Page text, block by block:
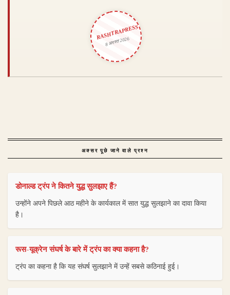
RASHTRAPRESS
8 अगस्त 2026
अक्सर पूछे जाने वाले प्रश्न
डोनाल्ड ट्रंप ने कितने युद्ध सुलझाए हैं?
उन्होंने अपने पिछले आठ महीने के कार्यकाल में सात युद्ध सुलझाने का दावा किया
है।
रूस-यूक्रेन संघर्ष के बारे में ट्रंप का क्या कहना है?
ट्रंप का कहना है कि यह संघर्ष सुलझाने में उन्हें सबसे कठिनाई हुई।